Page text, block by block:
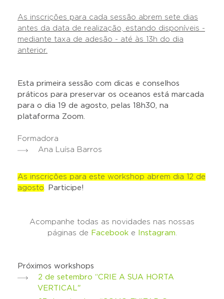
As inscrições para cada sessão abrem sete dias
antes da data de realização, estando disponíveis -
mediante taxa de adesão - até às 13h do dia
anterior.
Esta primeira sessão com dicas e conselhos
práticos para preservar os oceanos está marcada
para o dia 19 de agosto, pelas 18h30, na
plataforma Zoom.
Formadora
Ana Luísa Barros
As inscrições para este workshop abrem dia 12 de
agosto. Participe!
Acompanhe todas as novidades nas nossas
páginas de Facebooke Instagram.
Próximos workshops
2 de setembro “CRIE A SUA HORTA
VERTICAL"